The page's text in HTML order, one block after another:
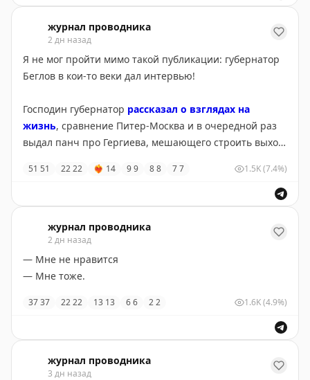
ломанулись все. Хотелось только снять тюрьму для
рилса, поговорить о её значении, о проекте.
Благодаря читательнице блога сегодня я впервые её
посетил вместе с представителями комстроя.
данного объекта – считывается, что для них это
скорее любопытный аттракцион. Когда сотрудник
сказал: сейчас пойдем туда, где расстреливали, одна
лестницы, ряды дверей камер, вентиляция в куполе
(напомнило финальную сцену из Тетради смерти, ах
да, запрещена в РФ).
Находиться в Крестах также паршиво, как лежать в
ними, надеюсь станет достойным примером наравне
открытый.
журнал проводника
2 дн назад
Я не мог пройти мимо такой публикации: губернатор
Беглов в кои-то веки дал интервью!
Господин губернатор рассказал о взглядах на
жизнь, сравнение Питер-Москва и в очередной раз
выдал панч про Гергиева, мешающего строить выход
метро. Фраза "не держал в руке ничего тяжелее
дирижерской палочки" стоила мне ~5000 читателей в
инст. Рад, что Александр Дмитрич не отказался от
своих слов и гнёт свою линию.
51 51 2222 ❤‍🔥 14 99 88 77 1.5K(7.4%)
журнал проводника
2 дн назад
— Мне не нравится
— Мне тоже.
3737 2222 13 13 66 22 1.6K(4.9%)
журнал проводника
3 дн назад